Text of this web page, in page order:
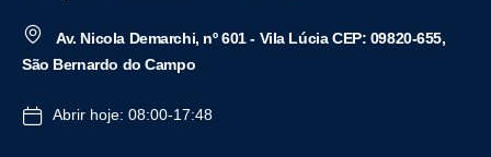
Av. Nicola Demarchi, nº 601 - Vila Lúcia CEP: 09820-655,
São Bernardo do Campo
Abrir hoje: 08:00-17:48